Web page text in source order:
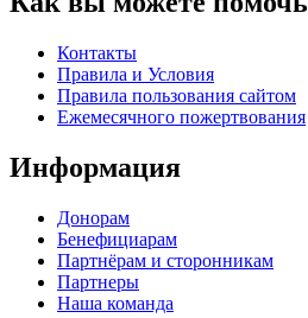
Контакты
Правила и Условия
Правила пользования сайтом
Eжемесячного пожертвования
Информация
Донорам
Бенефициарам
Партнёрам и сторонникам
Партнеры
Наша команда